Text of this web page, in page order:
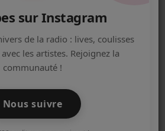
sur Instagram
de la radio : lives, coulisses
les artistes. Rejoignez la
communauté !
Nous suivre